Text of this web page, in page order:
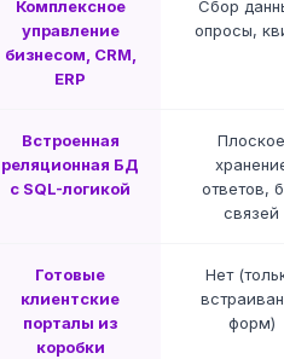
Комплексное
управление
бизнесом, CRM,
ERP
Сбор
опросы,
Встроенная
реляционная БД
с SQL-логикой
Плоское
ответов,
связей
Готовые
клиентские
порталы из
коробки
Нет
форм)